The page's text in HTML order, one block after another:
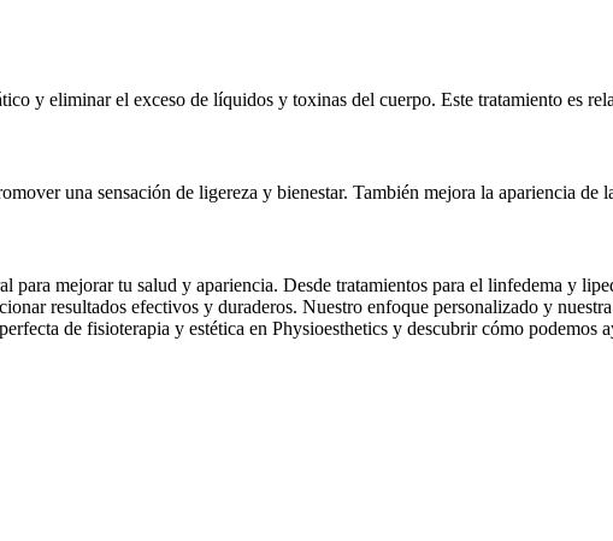
y eliminar el exceso de líquidos y toxinas del cuerpo. Este tratamiento es
una sensación de ligereza y bienestar. También mejora la apariencia de
mejorar tu salud y apariencia. Desde tratamientos para el linfedema y
resultados efectivos y duraderos. Nuestro enfoque personalizado y
de fisioterapia y estética en Physioesthetics y descubrir cómo podemos